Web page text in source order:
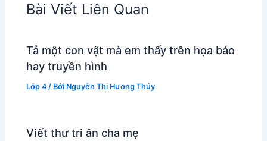
Bài Viết Liên Quan
Tả một con vật mà em thấy trên họa báo
hay truyền hình
Lớp 4 / Bởi Nguyễn Thị Hương Thủy
Viết thư tri ân cha mẹ